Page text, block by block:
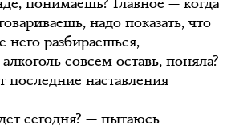
надо показать, что
разбираешься,
совсем оставь, поняла?
последние наставления
сегодня? — пытаюсь